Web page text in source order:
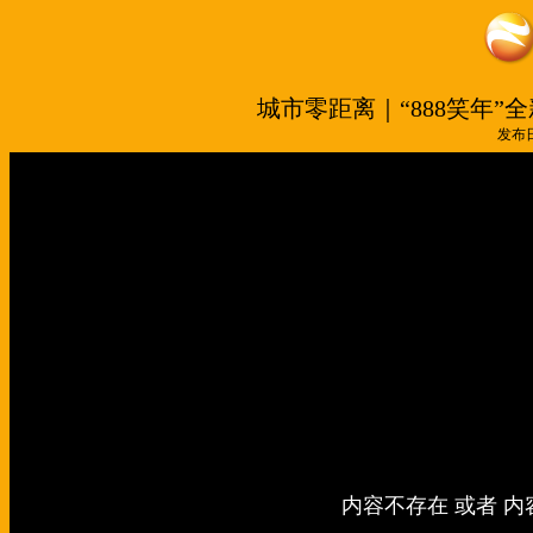
城市零距离｜“888笑年”
发布